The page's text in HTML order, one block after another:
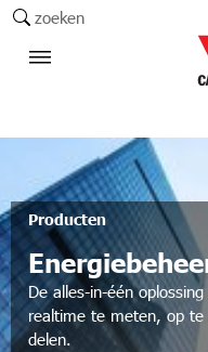
zoeken
Producten
De alles-in-één
realtime te meten, op
delen.